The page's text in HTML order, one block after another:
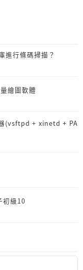
進行條碼掃描？
繪圖軟體
(vsftpd + xinetd + PA
初級10